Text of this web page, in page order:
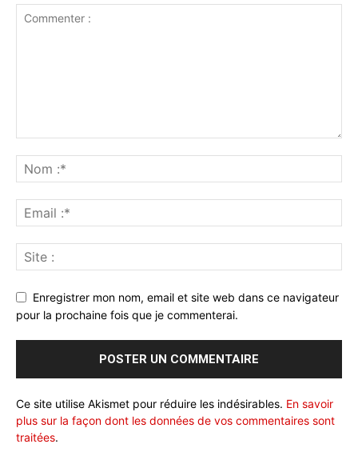
Enregistrer mon nom, email et site web dans ce navigateur
pour la prochaine fois que je commenterai.
Ce site utilise Akismet pour réduire les indésirables. En savoir
plus sur la façon dont les données de vos commentaires sont
traitées.